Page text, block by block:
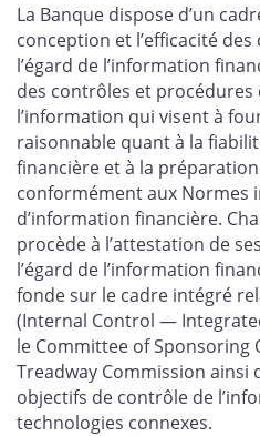
La Banque dispose d’un
conception et l’efficacité
l’égard de l’information
des contrôles et
l’information qui visent à
raisonnable quant à la
financière et à la
conformément aux Normes
d’information financière.
procède à l’attestation de
l’égard de l’information
fonde sur le cadre intégré
(Internal Control —
le Committee of Sponsoring
Treadway Commission ainsi
objectifs de contrôle de
technologies connexes.